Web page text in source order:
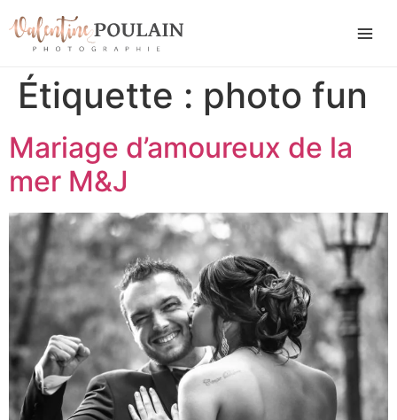
Étiquette : photo fun
Mariage d’amoureux de la
mer M&J